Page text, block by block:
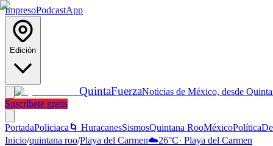
ImpresoPodcastApp
Edición
QuintaFuerzaNoticias de México, desde
Suscríbete gratis
PortadaPoliciaca 🌀 HuracanesSismosQuintana RooMéxicoPolítica
Inicio/quintana roo/Playa del Carmen☁️26°C· Playa del Carmen